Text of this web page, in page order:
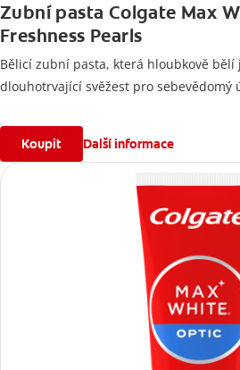
Zubní pasta Colgate Max
Freshness Pearls
Bělicí zubní pasta, která hloubkově bělí
dlouhotrvající svěžest pro sebevědomý
Koupit Další informace